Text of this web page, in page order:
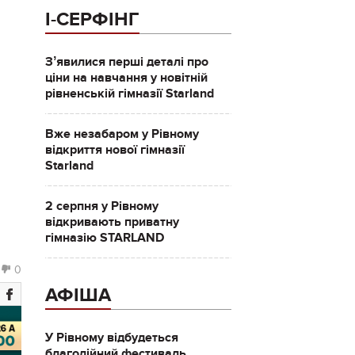
0
І-СЕРФІНГ
Зʼявилися перші деталі про
ціни на навчання у новітній
рівненській гімназії Starland
Вже незабаром у Рівному
відкриття нової гімназії
Starland
2 серпня у Рівному
відкривають приватну
гімназію STARLAND
АФІША
У Рівному відбудеться